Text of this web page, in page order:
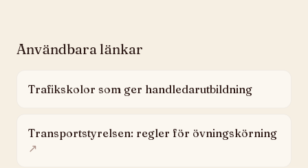
Användbara länkar
Trafikskolor som ger handledarutbildning
Transportstyrelsen: regler för övningskörning
↗